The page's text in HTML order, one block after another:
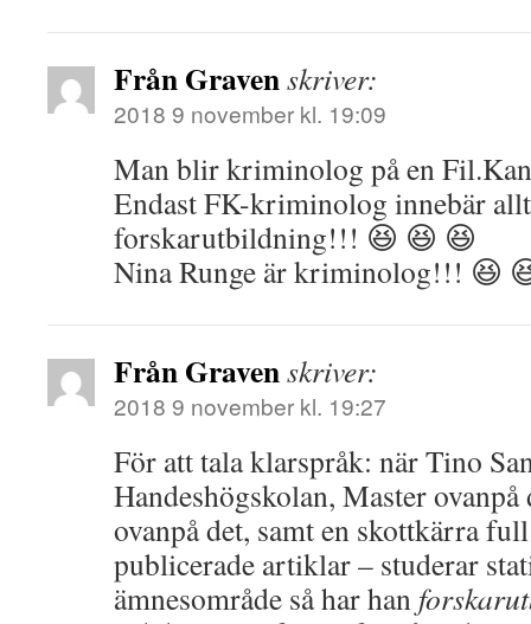
Från Gravenskriver:
2018 9 november kl. 19:09
Man blir kriminolog på en
Endast FK-kriminolog innebär
forskarutbildning!!! 😆 😆 😆
Nina Runge är kriminolog!!! 😆
Från Gravenskriver:
2018 9 november kl. 19:27
För att tala klarspråk: när Tino
Handeshögskolan, Master
ovanpå det, samt en skottkärra
publicerade artiklar – studerar
ämnesområde så har han